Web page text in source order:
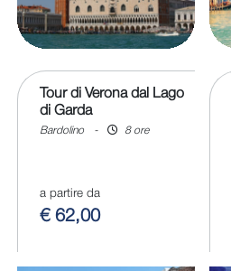
Tour di Verona dal Lago
di Garda
Bardolino - 8 ore
a partire da
€ 62,00